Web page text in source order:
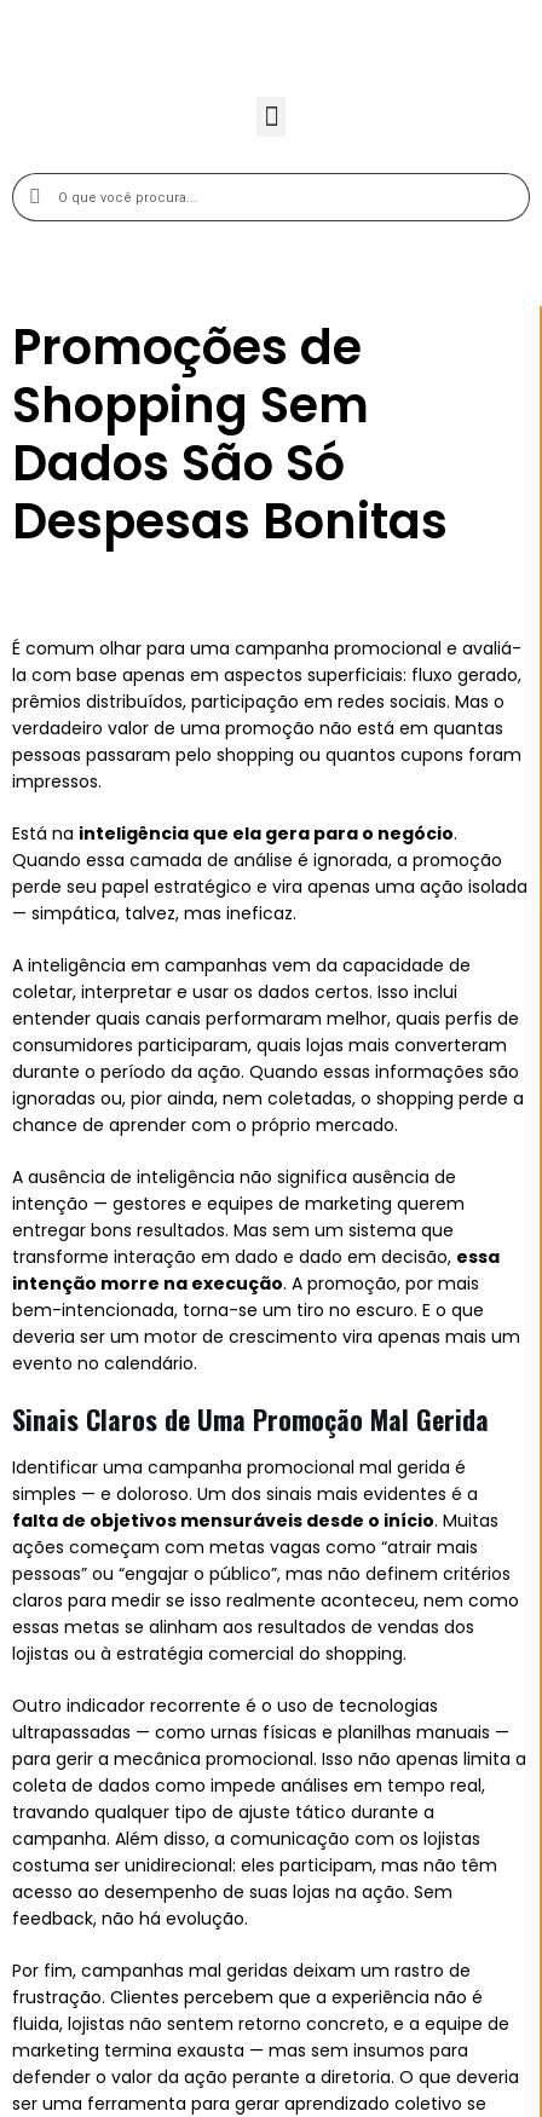
Promoções de
Shopping Sem
Dados São Só
Despesas Bonitas
É comum olhar para uma campanha promocional e avaliá-
la com base apenas em aspectos superficiais: fluxo gerado,
prêmios distribuídos, participação em redes sociais. Mas o
verdadeiro valor de uma promoção não está em quantas
pessoas passaram pelo shopping ou quantos cupons foram
impressos.
Está na inteligência que ela gera para o negócio.
Quando essa camada de análise é ignorada, a promoção
perde seu papel estratégico e vira apenas uma ação isolada
— simpática, talvez, mas ineficaz.
A inteligência em campanhas vem da capacidade de
coletar, interpretar e usar os dados certos. Isso inclui
entender quais canais performaram melhor, quais perfis de
consumidores participaram, quais lojas mais converteram
durante o período da ação. Quando essas informações são
ignoradas ou, pior ainda, nem coletadas, o shopping perde a
chance de aprender com o próprio mercado.
A ausência de inteligência não significa ausência de
intenção — gestores e equipes de marketing querem
entregar bons resultados. Mas sem um sistema que
transforme interação em dado e dado em decisão, essa
intenção morre na execução. A promoção, por mais
bem-intencionada, torna-se um tiro no escuro. E o que
deveria ser um motor de crescimento vira apenas mais um
evento no calendário.
Sinais Claros de Uma Promoção Mal Gerida
Identificar uma campanha promocional mal gerida é
simples — e doloroso. Um dos sinais mais evidentes é a
falta de objetivos mensuráveis desde o início. Muitas
ações começam com metas vagas como “atrair mais
pessoas” ou “engajar o público”, mas não definem critérios
claros para medir se isso realmente aconteceu, nem como
essas metas se alinham aos resultados de vendas dos
lojistas ou à estratégia comercial do shopping.
Outro indicador recorrente é o uso de tecnologias
ultrapassadas — como urnas físicas e planilhas manuais —
para gerir a mecânica promocional. Isso não apenas limita a
coleta de dados como impede análises em tempo real,
travando qualquer tipo de ajuste tático durante a
campanha. Além disso, a comunicação com os lojistas
costuma ser unidirecional: eles participam, mas não têm
acesso ao desempenho de suas lojas na ação. Sem
feedback, não há evolução.
Por fim, campanhas mal geridas deixam um rastro de
frustração. Clientes percebem que a experiência não é
fluida, lojistas não sentem retorno concreto, e a equipe de
marketing termina exausta — mas sem insumos para
defender o valor da ação perante a diretoria. O que deveria
ser uma ferramenta para gerar aprendizado coletivo se